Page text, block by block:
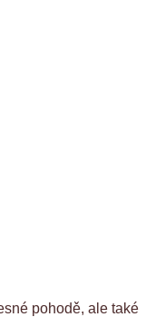
pohodě, ale také